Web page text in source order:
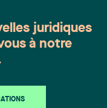
juridiques
à notre